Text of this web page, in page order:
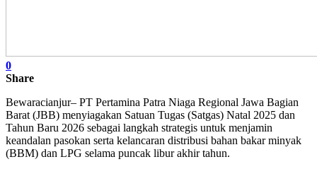
0
Share
Bewaracianjur– PT Pertamina Patra Niaga Regional Jawa Bagian
Barat (JBB) menyiagakan Satuan Tugas (Satgas) Natal 2025 dan
Tahun Baru 2026 sebagai langkah strategis untuk menjamin
keandalan pasokan serta kelancaran distribusi bahan bakar minyak
(BBM) dan LPG selama puncak libur akhir tahun.